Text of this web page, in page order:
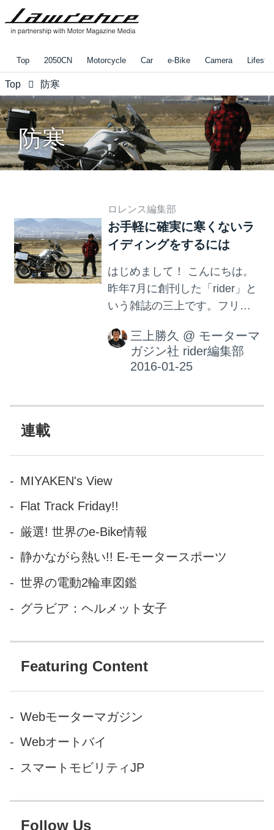
Top 2050CN Motorcycle Car e-Bike Camera
Top 防寒
防寒
ロレンス編集部
お手軽に確実に寒くないラ
イディングをするには
はじめまして！ こんにちは。
昨年7月に創刊した「rider」と
いう雑誌の三上です。フリー
かモトナビやガルルなどもた
まに書かせて頂いているので
ご存じの方もいらっしゃるか
のロレンスでも書かせて頂く
な？ と思っていたところ、地
カワサキ250TR乗り）に「や
っぱり高いウエアは暖かいん
いんですけど……」と聞かれ
たので、防寒の基礎をちとお
ない方も多いようなので。 防
三上勝久 @ モーターマ
ガジン社 rider編集部
連載
MIYAKEN's View
Flat Track Friday!!
厳選! 世界のe-Bike情報
静かながら熱い!! E-モータースポーツ
世界の電動2輪車図鑑
グラビア：ヘルメット女子
Featuring Content
Webモーターマガジン
Webオートバイ
スマートモビリティJP
Follow Us